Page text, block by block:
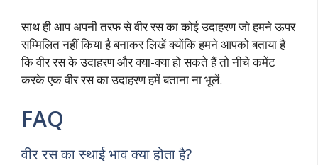
साथ ही आप अपनी तरफ से वीर रस का कोई उदाहरण जो हमने ऊपर
सम्मिलित नहीं किया है बनाकर लिखें क्योंकि हमने आपको बताया है
कि वीर रस के उदाहरण और क्या-क्या हो सकते हैं तो नीचे कमेंट
करके एक वीर रस का उदाहरण हमें बताना ना भूलें.
FAQ
वीर रस का स्थाई भाव क्या होता है?